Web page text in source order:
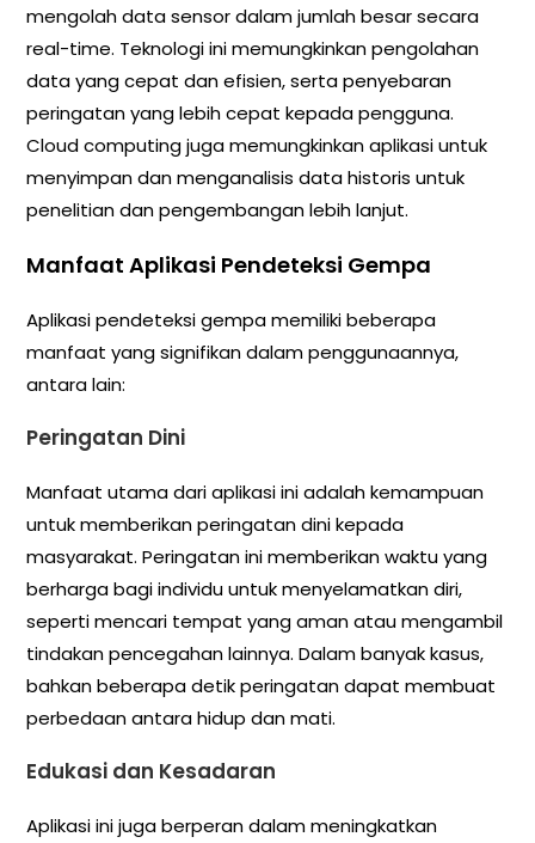
mengolah data sensor dalam jumlah besar secara
real-time. Teknologi ini memungkinkan pengolahan
data yang cepat dan efisien, serta penyebaran
peringatan yang lebih cepat kepada pengguna.
Cloud computing juga memungkinkan aplikasi untuk
menyimpan dan menganalisis data historis untuk
penelitian dan pengembangan lebih lanjut.
Manfaat Aplikasi Pendeteksi Gempa
Aplikasi pendeteksi gempa memiliki beberapa
manfaat yang signifikan dalam penggunaannya,
antara lain:
Peringatan Dini
Manfaat utama dari aplikasi ini adalah kemampuan
untuk memberikan peringatan dini kepada
masyarakat. Peringatan ini memberikan waktu yang
berharga bagi individu untuk menyelamatkan diri,
seperti mencari tempat yang aman atau mengambil
tindakan pencegahan lainnya. Dalam banyak kasus,
bahkan beberapa detik peringatan dapat membuat
perbedaan antara hidup dan mati.
Edukasi dan Kesadaran
Aplikasi ini juga berperan dalam meningkatkan